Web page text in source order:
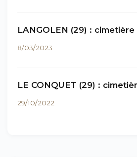
LANGOLEN (29) : cimetière
8/03/2023
LE CONQUET (29) :
29/10/2022